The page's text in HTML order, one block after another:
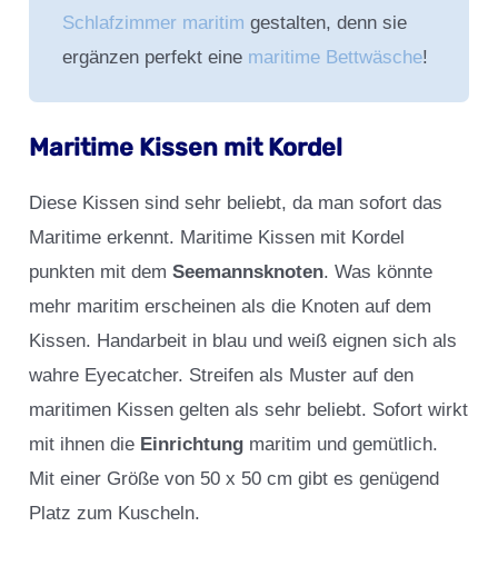
Schlafzimmer maritim gestalten, denn sie
ergänzen perfekt eine maritime Bettwäsche!
Maritime Kissen mit Kordel
Diese Kissen sind sehr beliebt, da man sofort das
Maritime erkennt. Maritime Kissen mit Kordel
punkten mit demSeemannsknoten. Was könnte
mehr maritim erscheinen als die Knoten auf dem
Kissen. Handarbeit in blau und weiß eignen sich als
wahre Eyecatcher. Streifen als Muster auf den
maritimen Kissen gelten als sehr beliebt. Sofort wirkt
mit ihnen die Einrichtung maritim und gemütlich.
Mit einer Größe von 50 x 50 cm gibt es genügend
Platz zum Kuscheln.